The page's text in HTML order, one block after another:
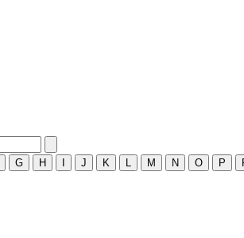
G H J K M N O P